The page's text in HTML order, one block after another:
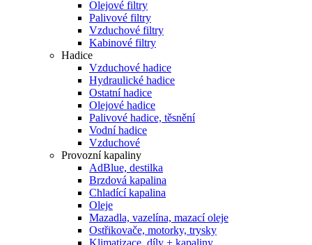
Olejové filtry
Palivové filtry
Vzduchové filtry
Kabinové filtry
Hadice
Vzduchové hadice
Hydraulické hadice
Ostatní hadice
Olejové hadice
Palivové hadice, těsnění
Vodní hadice
Vzduchové
Provozní kapaliny
AdBlue, destilka
Brzdová kapalina
Chladící kapalina
Oleje
Mazadla, vazelína, mazací oleje
Ostřikovače, motorky, trysky